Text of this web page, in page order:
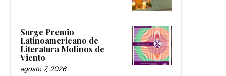
Surge Premio
Latinoamericano de
Literatura Molinos de
Viento
agosto 7, 2026